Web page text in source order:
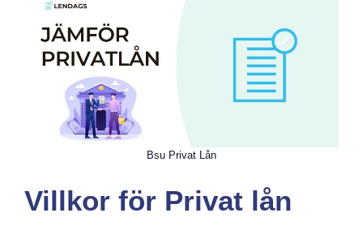
Bsu Privat Lån
Villkor för Privat lån